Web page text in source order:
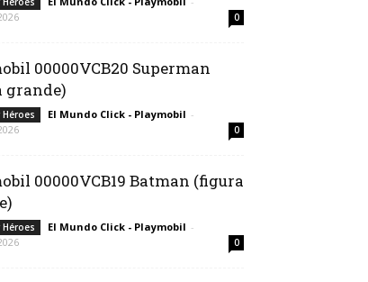
0
00000VCB20 Superman
grande)
Héroes El Mundo Click - Playmobil -
0
00000VCB19 Batman (figura
Héroes El Mundo Click - Playmobil -
0